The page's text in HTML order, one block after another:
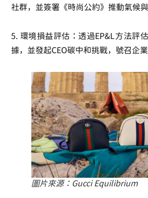
社群，並簽署《時尚公約》推動氣候
5. 環境損益評估 ：透過EP&L方法評
據，並發起CEO碳中和挑戰，號召企業
圖片來源： Gucci Equilibrium